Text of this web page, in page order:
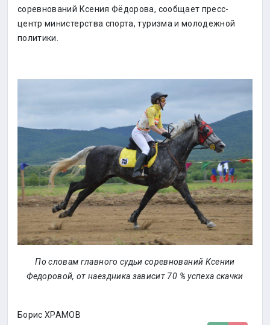
соревнований Ксения Фёдорова, сообщает пресс-
центр министерства спорта, туризма и молодежной
политики.
По словам главного судьи соревнований Ксении
Федоровой, от наездника зависит 70 % успеха скачки
Борис ХРАМОВ